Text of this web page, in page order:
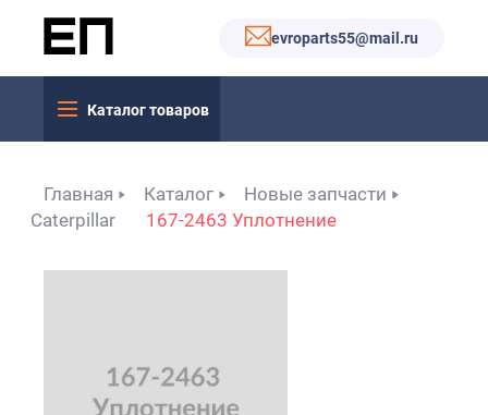
evroparts55@mail.ru
Каталог товаров
Главная Каталог
Новые запчасти
Caterpillar
167-2463 Уплотнение